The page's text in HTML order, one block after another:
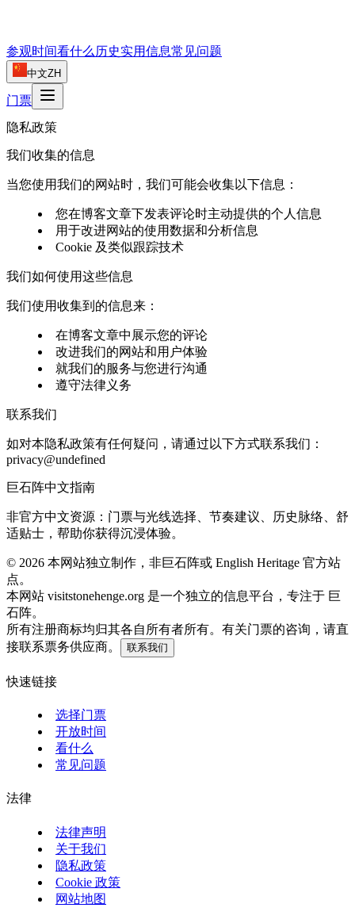
参观时间看什么 历史实用信息常见问题
中文ZH
门票
隐私政策
我们收集的信息
当您使用我们的网站时，我们可能会收集以下信息：
您在博客文章下发表评论时主动提供的个人信息
用于改进网站的使用数据和分析信息
Cookie 及类似跟踪技术
我们如何使用这些信息
我们使用收集到的信息来：
在博客文章中展示您的评论
改进我们的网站和用户体验
就我们的服务与您进行沟通
遵守法律义务
联系我们
如对本隐私政策有任何疑问，请通过以下方式联系我们：
privacy@undefined
巨石阵中文指南
非官方中文资源：门票与光线选择、节奏建议、历史脉络、舒
适贴士，帮助你获得沉浸体验。
© 2026 本网站独立制作，非巨石阵或 English Heritage 官方站
点。
本网站 visitstonehenge.org 是一个独立的信息平台，专注于 巨
石阵。
所有注册商标均归其各自所有者所有。有关门票的咨询，请直
接联系票务供应商。
联系我们
快速链接
选择门票
开放时间
看什么
常见问题
法律
法律声明
关于我们
隐私政策
Cookie 政策
网站地图